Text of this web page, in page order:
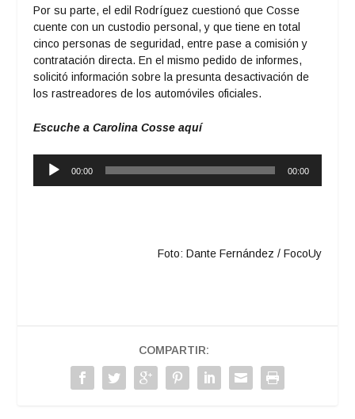
Por su parte, el edil Rodríguez cuestionó que Cosse
cuente con un custodio personal, y que tiene en total
cinco personas de seguridad, entre pase a comisión y
contratación directa. En el mismo pedido de informes,
solicitó información sobre la presunta desactivación de
los rastreadores de los automóviles oficiales.
Escuche a Carolina Cosse aquí
Reproductor
00:00 00:00
Foto: Dante Fernández / FocoUy
COMPARTIR: